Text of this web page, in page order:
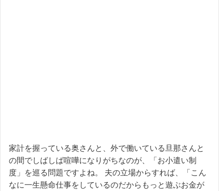
家計を握っている奥さんと、外で働いている旦那さんと
の間でしばしば喧嘩になりがちなのが、「お小遣い制
度」を巡る問題ですよね。 夫の立場からすれば、「こん
なに一生懸命仕事をしているのだからもっと遊ぶお金が